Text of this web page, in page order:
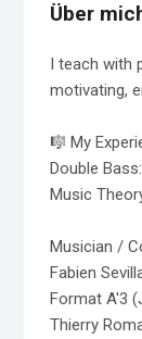
Über
I teach with
motivating,
🎼 My
Double
Music
Musician /
Fabien
Format A'3
Thierry